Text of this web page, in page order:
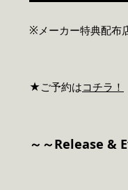
※メーカー特典配布
★ご予約はコチラ！
～～Release &